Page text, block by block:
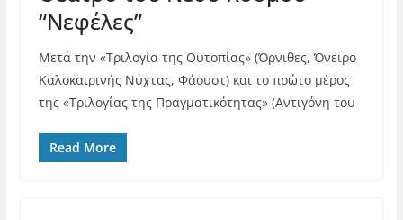
“Νεφέλες”
Μετά την «Τριλογία της Ουτοπίας» (Όρνιθες, Όνειρο
Καλοκαιρινής Νύχτας, Φάουστ) και το πρώτο μέρος
της «Τριλογίας της Πραγματικότητας» (Αντιγόνη του
Read More